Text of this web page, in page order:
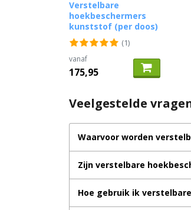
Verstelbare
hoekbeschermers
kunststof (per doos)
(1)
vanaf
175,95
Veelgestelde
Waarvoor worden
Zijn verstelbare
Hoe gebruik ik